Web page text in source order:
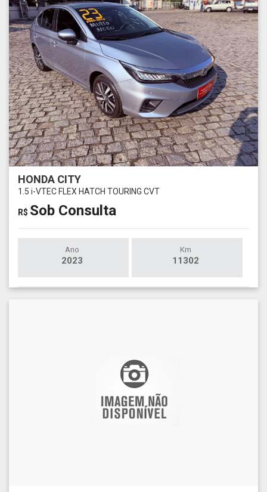
HONDA CITY
1.5 i-VTEC FLEX HATCH TOURING CVT
R$ Sob Consulta
Ano
2023
Km
11302